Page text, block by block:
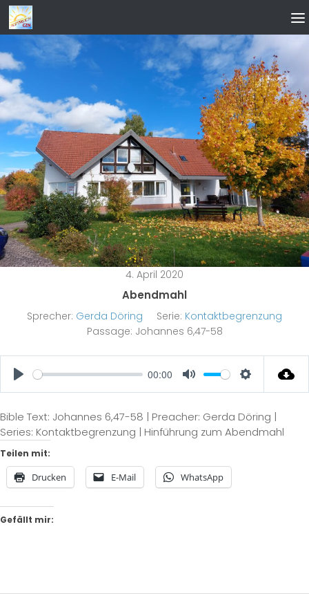
Zum Inhalt springen
4. April 2020
Abendmahl
Sprecher: Gerda Döring Serie: Kontaktbegrenzung
Passage: Johannes 6,47-58
Play
00:00
Mute
Settings
Bible Text: Johannes 6,47-58 | Preacher: Gerda Döring |
Series: Kontaktbegrenzung | Hinführung zum Abendmahl
Teilen mit:
Drucken E-Mail WhatsApp
Gefällt mir: